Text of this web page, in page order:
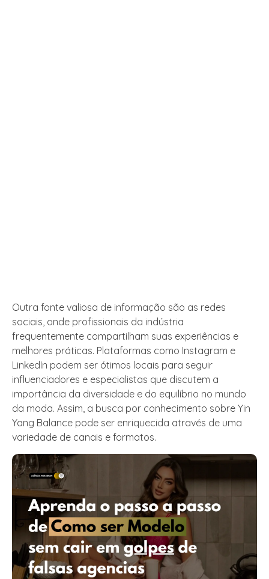
Outra fonte valiosa de informação são as redes
sociais, onde profissionais da indústria
frequentemente compartilham suas experiências e
melhores práticas. Plataformas como Instagram e
LinkedIn podem ser ótimos locais para seguir
influenciadores e especialistas que discutem a
importância da diversidade e do equilíbrio no mundo
da moda. Assim, a busca por conhecimento sobre Yin
Yang Balance pode ser enriquecida através de uma
variedade de canais e formatos.